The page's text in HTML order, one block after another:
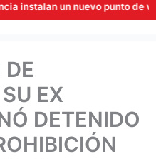
un nuevo punto de
EX
DETENIDO